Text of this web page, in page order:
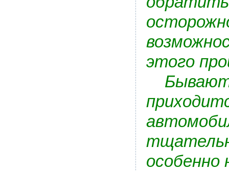
этого
Бывают
особенно